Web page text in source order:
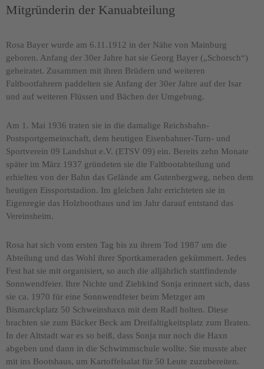
Mitgründerin der Kanuabteilung
Rosa Bayer wurde am 6.11.1912 in der Nähe von Mainburg
geboren. Anfang der 30er Jahre hat sie Georg Bayer („Schorsch“)
geheiratet. Zusammen mit ihren Brüdern und weiteren
Faltbootfahrern paddelten sie Anfang der 30er Jahre auf der Isar
und auf weiteren Flüssen und Bächen der Umgebung.
Am 1. Mai 1936 traten sie in die damalige Reichsbahn-
Postsportgemeinschaft, dem heutigen Eisenbahner-Turn- und
Sportverein 09 Landshut e.V. (ETSV 09) ein. Bereits zehn Monate
später im März 1937 gründeten sie die Faltbootabteilung und
erhielten von der Bahn das Gelände am Gutenbergweg, neben dem
heutigen Eissportstadion. Im gleichen Jahr errichteten sie in
Eigenregie das Holzboothaus und im Jahr darauf entstand das
Vereinsheim.
Rosa hat sich vom ersten Tag bis zu ihrem Tod 1987 um die
Abteilung und das Wohl ihrer Sportkameraden gekümmert. Jedes
Fest hat sie mit organisiert, so auch die alljährlich stattfindende
Sonnwendfeier. Ihre Nichte und Ziehkind Sonja erinnert sich, dass
sie ca. 1970 für eine Sonnwendfeier beim Metzger am
Bismarckplatz 50 Schweinshaxn mit dem Radl holten. Diese
brachten sie zum Bäcker Beck am Dreifaltigkeitsplatz zum Braten.
In der Altstadt war es so heiß, dass Sonja nur noch die Haxn
abgeben und dann in die Schwimmschule wollte. Sie musste aber
mit ins Bootshaus, um Kartoffelsalat für 50 Leute zuzubereiten.